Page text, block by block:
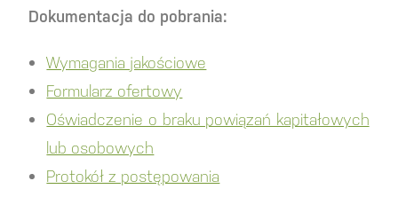
Dokumentacja do pobrania:
Wymagania jakościowe
Formularz ofertowy
Oświadczenie o braku powiązań kapitałowych
lub osobowych
Protokół z postępowania